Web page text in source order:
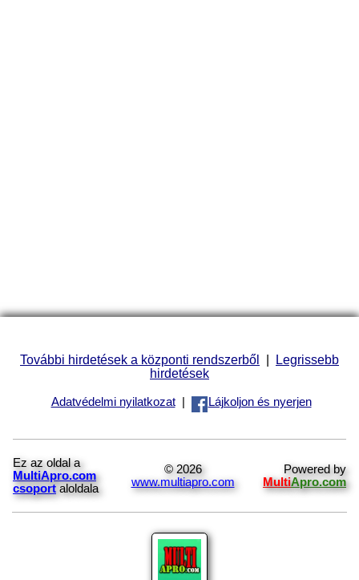
További hirdetések a központi rendszerből | Legrissebb
hirdetések
Adatvédelmi nyilatkozat| Lájkoljon és nyerjen
Ez az oldal a
MultiApro.com
csoport aloldala
© 2026
www.multiapro.com
Powered by
MultiApro.com